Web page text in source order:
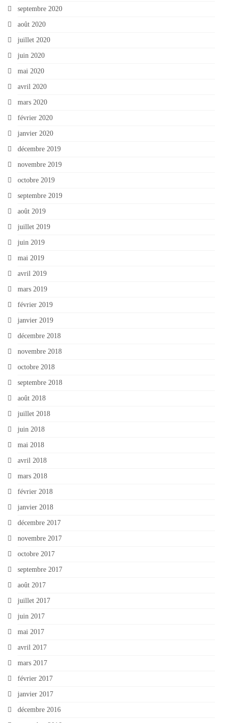
septembre 2020
août 2020
juillet 2020
juin 2020
mai 2020
avril 2020
mars 2020
février 2020
janvier 2020
décembre 2019
novembre 2019
octobre 2019
septembre 2019
août 2019
juillet 2019
juin 2019
mai 2019
avril 2019
mars 2019
février 2019
janvier 2019
décembre 2018
novembre 2018
octobre 2018
septembre 2018
août 2018
juillet 2018
juin 2018
mai 2018
avril 2018
mars 2018
février 2018
janvier 2018
décembre 2017
novembre 2017
octobre 2017
septembre 2017
août 2017
juillet 2017
juin 2017
mai 2017
avril 2017
mars 2017
février 2017
janvier 2017
décembre 2016